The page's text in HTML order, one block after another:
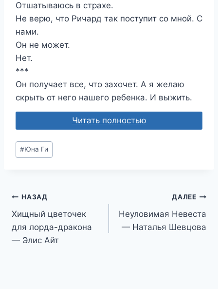
Отшатываюсь в страхе.
Не верю, что Ричард так поступит со мной. С
нами.
Он не может.
Нет.
***
Он получает все, что захочет. А я желаю
скрыть от него нашего ребенка. И выжить.
Читать полностью
Метки
записи:
#Юна Ги
Навигация
по
записям
НАЗАД
Хищный цветочек
для лорда-дракона
— Элис Айт
ДАЛЕЕ
Неуловимая Невеста
— Наталья Шевцова